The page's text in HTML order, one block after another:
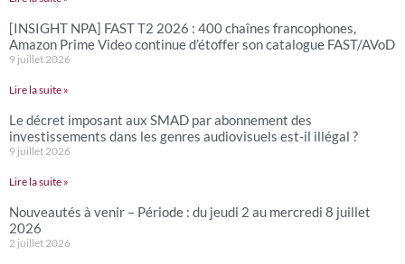
[INSIGHT NPA] FAST T2 2026 : 400 chaînes francophones,
Amazon Prime Video continue d’étoffer son catalogue FAST/AVoD
9 juillet 2026
Lire la suite »
Le décret imposant aux SMAD par abonnement des
investissements dans les genres audiovisuels est-il illégal ?
9 juillet 2026
Lire la suite »
Nouveautés à venir – Période : du jeudi 2 au mercredi 8 juillet
2026
2 juillet 2026